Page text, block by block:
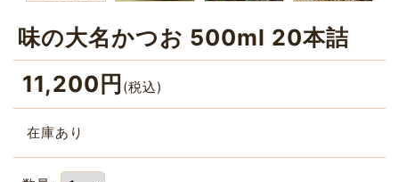
味の大名かつお 500ml 20本詰
11,200 円 (税込)
在庫あり